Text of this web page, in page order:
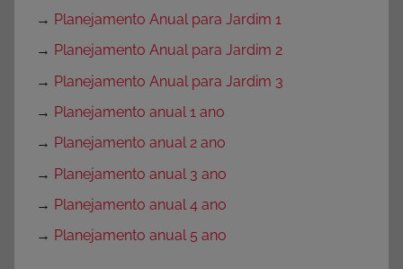
→ Planejamento Anual para Jardim 1
→ Planejamento Anual para Jardim 2
→ Planejamento Anual para Jardim 3
→ Planejamento anual 1 ano
→ Planejamento anual 2 ano
→ Planejamento anual 3 ano
→ Planejamento anual 4 ano
→ Planejamento anual 5 ano